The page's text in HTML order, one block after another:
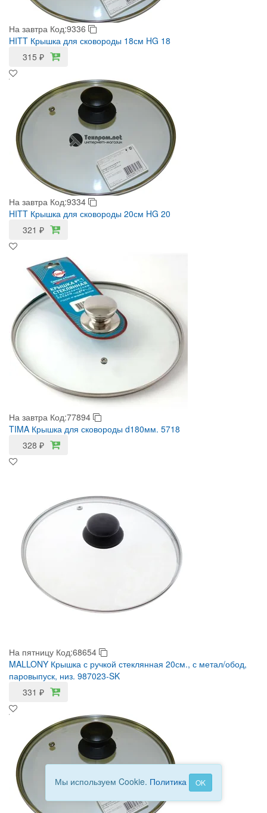
На завтра Код:9336
HITT Крышка для сковороды 18см HG 18
315 ₽
На завтра Код:9334
HITT Крышка для сковороды 20см HG 20
321 ₽
На завтра Код:77894
TIMA Крышка для сковороды d180мм. 5718
328 ₽
На пятницу Код:68654
MALLONY Крышка с ручкой стеклянная 20см., с метал/обод,
паровыпуск, низ. 987023-SK
331 ₽
Мы используем Cookie. Политика OK